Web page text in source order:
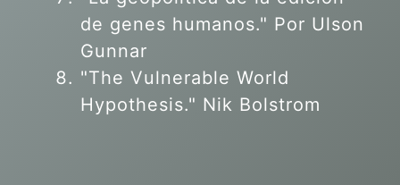
de genes humanos." Por Ulson
Gunnar
"The Vulnerable World
Hypothesis." Nik Bolstrom